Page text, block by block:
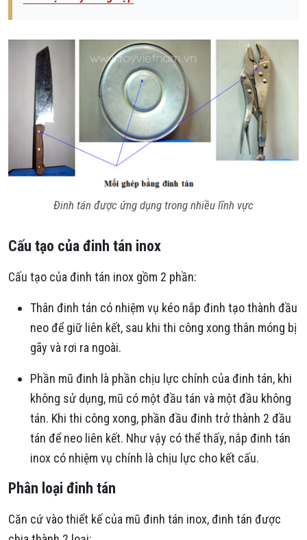
Đinh tán được ứng dụng trong nhiều lĩnh vực
Cấu tạo của đinh tán inox
Cấu tạo của đinh tán inox gồm 2 phần:
Thân đinh tán có nhiệm vụ kéo nắp đinh tạo thành đầu
neo để giữ liên kết, sau khi thi công xong thân móng bị
gãy và rơi ra ngoài.
Phần mũ đinh là phần chịu lực chính của đinh tán, khi
không sử dụng, mũ có một đầu tán và một đầu không
tán. Khi thi công xong, phần đầu đinh trở thành 2 đầu
tán để neo liên kết. Như vậy có thể thấy, nắp đinh tán
inox có nhiệm vụ chính là chịu lực cho kết cấu.
Phân loại đinh tán
Căn cứ vào thiết kế của mũ đinh tán inox, đinh tán được